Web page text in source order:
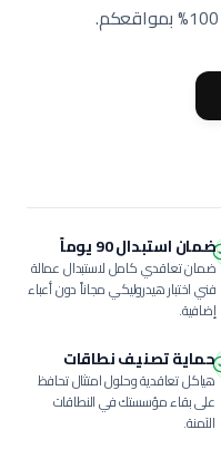
ضمان استبدال 90 يوماً
ضمان تعاقدي كامل لاستبدال عمالة
فني اختبار هيدروليكيمجاناً دون أعباء
إضافية.
حماية تصنيف نطاقات
هياكل تعاقدية وحلول امتثال تحافظ
على بقاء مؤسستك في النطاقات
الآمنة.